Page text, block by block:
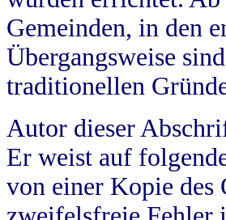
Gemeinden, in den
Übergangsweise
traditionellen
Autor dieser
Er weist auf
von einer Kopie